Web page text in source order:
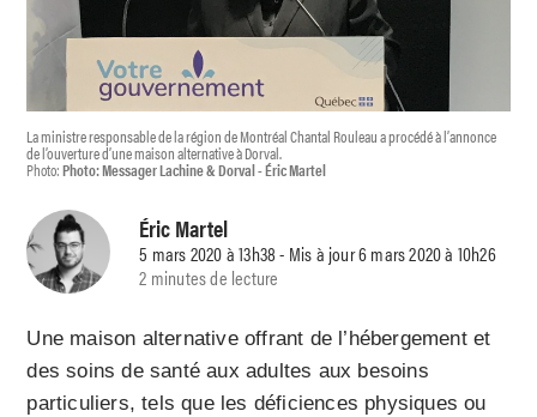
La ministre responsable de la région de Montréal Chantal Rouleau a procédé à l’annonce
de l’ouverture d’une maison alternative à Dorval.
Photo:Photo: Messager Lachine & Dorval - Éric Martel
Éric Martel
5 mars 2020 à 13h38 - Mis à jour 6 mars 2020 à 10h26
2 minutes de lecture
Une maison alternative offrant de l’hébergement et
des soins de santé aux adultes aux besoins
particuliers, tels que les déficiences physiques ou